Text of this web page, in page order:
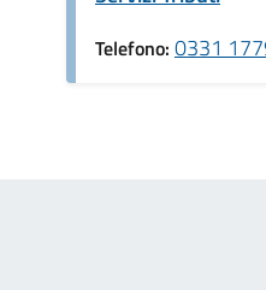
Telefono: 0331